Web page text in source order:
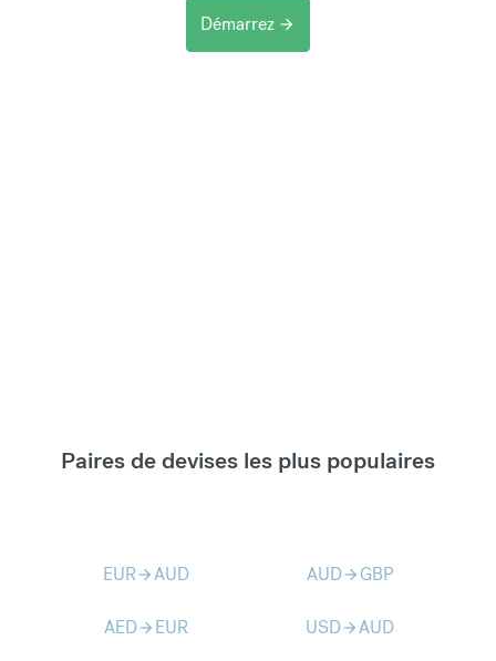
Démarrez arrow_forward
Paires de devises les plus populaires
EURarrow_forwardAUD AUDarrow_forward GBP
AEDarrow_forward EUR USDarrow_forwardAUD